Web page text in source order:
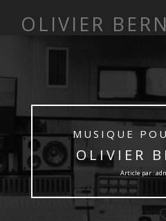
OLIVIER
MUSIQUE
OLIVIER
Article par :